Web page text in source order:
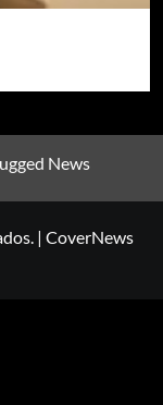
News
| CoverNews